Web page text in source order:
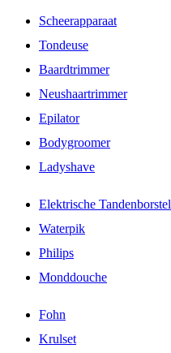
Scheerapparaat
Tondeuse
Baardtrimmer
Neushaartrimmer
Epilator
Bodygroomer
Ladyshave
Elektrische Tandenborstel
Waterpik
Philips
Monddouche
Fohn
Krulset